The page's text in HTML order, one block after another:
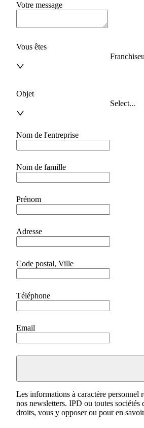
Votre message
Vous êtes
Objet
Select...
Nom de l'entreprise
Nom de famille
Prénom
Adresse
Code postal, Ville
Téléphone
Email
Les informations à caractère personnel
nos newsletters. IPD ou toutes
droits, vous y opposer ou pour en